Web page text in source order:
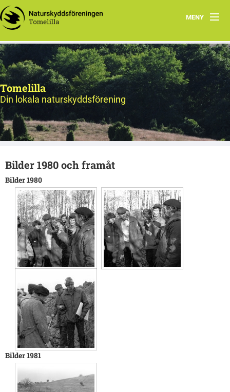
MENY
Hem
Program
Natursnokarna
Styrelsen
Utflyktsmål
Tomelilla
Din lokala naturskyddsförening
Bilder 1980 och framåt
Bilder 1980
Bilder 1981